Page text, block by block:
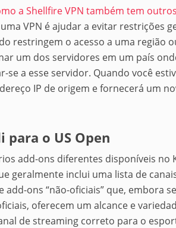
a Shellfire VPN também tem
VPN é ajudar a evitar restrições
restringem o acesso a uma região
um dos servidores em um país
se a esse servidor. Quando você
IP de origem e fornecerá um
para o US Open
add-ons diferentes disponíveis no
geralmente inclui uma lista de
add-ons “não-oficiais” que, embora
oferecem um alcance e
de streaming correto para o